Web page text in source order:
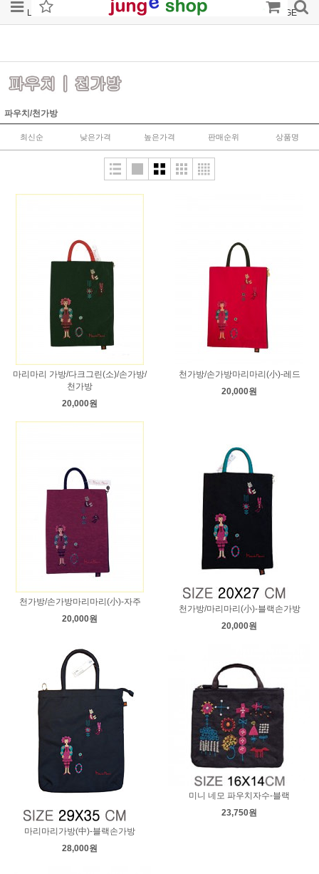
LOGIN JOIN ORDER MYPAGE
파우치/천가방
최신순 낮은가격 높은가격 판매순위 상품명
마리마리 가방/다크그린(소)/손가방/
천가방
20,000원
천가방/손가방마리마리(小)-레드
20,000원
천가방/손가방마리마리(小)-자주
20,000원
천가방/마리마리(小)-블랙손가방
20,000원
마리마리가방(中)-블랙손가방
28,000원
미니 네모 파우치자수-블랙
23,750원